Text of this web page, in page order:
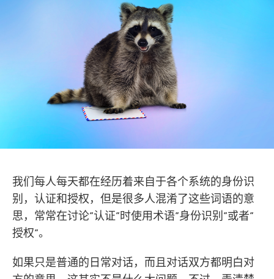
我们每人每天都在经历着来自于各个系统的身份识
别，认证和授权，但是很多人混淆了这些词语的意
思，常常在讨论”认证”时使用术语”身份识别”或者”
授权”。
如果只是普通的日常对话，而且对话双方都明白对